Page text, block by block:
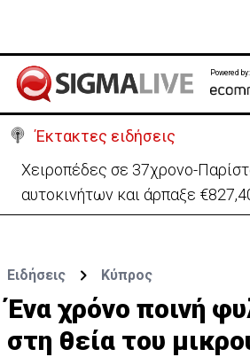
Powered by:
Έκτακτες ειδήσεις
Χειροπέδες σε 37χρονο-
αυτοκινήτων και άρπαξε
Ειδήσεις Κύπρος
Ένα χρόνο ποινή
στη θεία του